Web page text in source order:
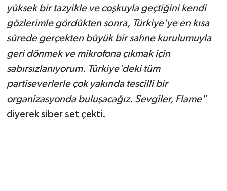
yüksek bir tazyikle ve coşkuyla geçtiğini kendi
gözlerimle gördükten sonra, Türkiye'ye en kısa
sürede gerçekten büyük bir sahne kurulumuyla
geri dönmek ve mikrofona çıkmak için
sabırsızlanıyorum. Türkiye'deki tüm
partiseverlerle çok yakında tescilli bir
organizasyonda buluşacağız. Sevgiler, Flame"
diyerek siber set çekti.